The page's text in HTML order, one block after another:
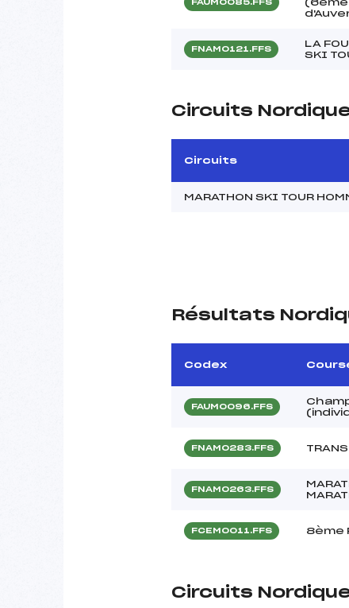
FAUM0085.FFS
(6ème
FNAM0121.FFS
LA
SKI
Circuits
Circuits
MARATHON SKI TOUR
Résultats
Codex
FAUM0096.FFS
FNAM0283.FFS
FNAM0263.FFS
FCEM0011.FFS 8ème
Circuits